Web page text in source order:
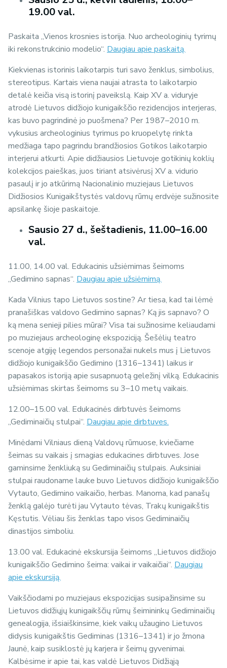
19.00 val.
Paskaita „Vienos krosnies istorija. Nuo archeologinių tyrimų
iki rekonstrukcinio modelio“. Daugiau apie paskaitą.
Kiekvienas istorinis laikotarpis turi savo ženklus, simbolius,
stereotipus. Kartais viena naujai atrasta to laikotarpio
detalė keičia visą istorinį paveikslą. Kaip XV a. viduryje
atrodė Lietuvos didžiojo kunigaikščio rezidencijos interjeras,
kas buvo pagrindinė jo puošmena? Per 1987–2010 m.
vykusius archeologinius tyrimus po kruopelytę rinkta
medžiaga tapo pagrindu brandžiosios Gotikos laikotarpio
interjerui atkurti. Apie didžiausios Lietuvoje gotikinių koklių
kolekcijos paieškas, juos tiriant atsivėrusį XV a. vidurio
pasaulį ir jo atkūrimą Nacionalinio muziejaus Lietuvos
Didžiosios Kunigaikštystės valdovų rūmų erdvėje sužinosite
apsilankę šioje paskaitoje.
Sausio 27 d., šeštadienis, 11.00–16.00
val.
11.00, 14.00 val. Edukacinis užsiėmimas šeimoms
„Gedimino sapnas“. Daugiau apie užsiėmimą.
Kada Vilnius tapo Lietuvos sostine? Ar tiesa, kad tai lėmė
pranašiškas valdovo Gedimino sapnas? Ką jis sapnavo? O
ką mena senieji pilies mūrai? Visa tai sužinosime keliaudami
po muziejaus archeologinę ekspoziciją. Šešėlių teatro
scenoje atgiję legendos personažai nukels mus į Lietuvos
didžiojo kunigaikščio Gedimino (1316–1341) laikus ir
papasakos istoriją apie susapnuotą geležinį vilką. Edukacinis
užsiėmimas skirtas šeimoms su 3–10 metų vaikais.
12.00–15.00 val. Edukacinės dirbtuvės šeimoms
„Gediminaičių stulpai“. Daugiau apie dirbtuves.
Minėdami Vilniaus dieną Valdovų rūmuose, kviečiame
šeimas su vaikais į smagias edukacines dirbtuves. Jose
gaminsime ženkliuką su Gediminaičių stulpais. Auksiniai
stulpai raudoname lauke buvo Lietuvos didžiojo kunigaikščio
Vytauto, Gedimino vaikaičio, herbas. Manoma, kad panašų
ženklą galėjo turėti jau Vytauto tėvas, Trakų kunigaikštis
Kęstutis. Vėliau šis ženklas tapo visos Gediminaičių
dinastijos simboliu.
13.00 val. Edukacinė ekskursija šeimoms „Lietuvos didžiojo
kunigaikščio Gedimino šeima: vaikai ir vaikaičiai“. Daugiau
apie ekskursiją.
Vaikščiodami po muziejaus ekspozicijas susipažinsime su
Lietuvos didžiųjų kunigaikščių rūmų šeimininkų Gediminaičių
genealogija, išsiaiškinsime, kiek vaikų užaugino Lietuvos
didysis kunigaikštis Gediminas (1316–1341) ir jo žmona
Jaunė, kaip susiklostė jų karjera ir šeimų gyvenimai.
Kalbėsime ir apie tai, kas valdė Lietuvos Didžiąją